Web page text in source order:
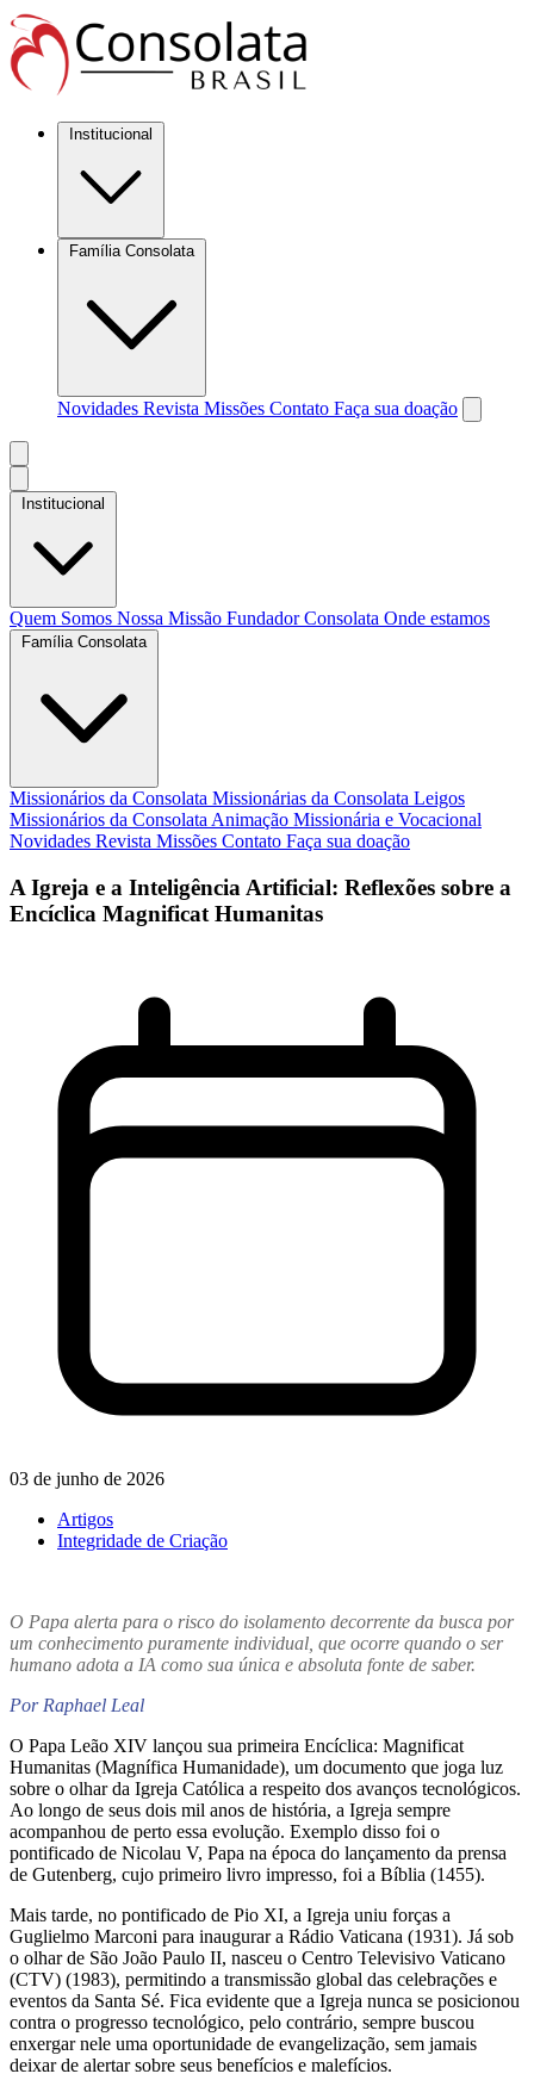
Institucional
Família Consolata
Novidades Revista Missões Contato Faça sua doação
Institucional
Quem Somos Nossa Missão FundadorConsolata Onde estamos
Família Consolata
Missionários da Consolata Missionárias da Consolata Leigos
Missionários da Consolata Animação Missionária e Vocacional
Novidades Revista Missões Contato Faça sua doação
A Igreja e a Inteligência Artificial: Reflexões sobre a
Encíclica Magnificat Humanitas
03 de junho de 2026
Artigos
Integridade de Criação
O Papa alerta para o risco do isolamento decorrente da busca por
um conhecimento puramente individual, que ocorre quando o ser
humano adota a IA como sua única e absoluta fonte de saber.
Por Raphael Leal
O Papa Leão XIV lançou sua primeira Encíclica: Magnificat
Humanitas (Magnífica Humanidade), um documento que joga luz
sobre o olhar da Igreja Católica a respeito dos avanços tecnológicos.
Ao longo de seus dois mil anos de história, a Igreja sempre
acompanhou de perto essa evolução. Exemplo disso foi o
pontificado de Nicolau V, Papa na época do lançamento da prensa
de Gutenberg, cujo primeiro livro impresso, foi a Bíblia (1455).
Mais tarde, no pontificado de Pio XI, a Igreja uniu forças a
Guglielmo Marconi para inaugurar a Rádio Vaticana (1931). Já sob
o olhar de São João Paulo II, nasceu o Centro Televisivo Vaticano
(CTV) (1983), permitindo a transmissão global das celebrações e
eventos da Santa Sé. Fica evidente que a Igreja nunca se posicionou
contra o progresso tecnológico, pelo contrário, sempre buscou
enxergar nele uma oportunidade de evangelização, sem jamais
deixar de alertar sobre seus benefícios e malefícios.